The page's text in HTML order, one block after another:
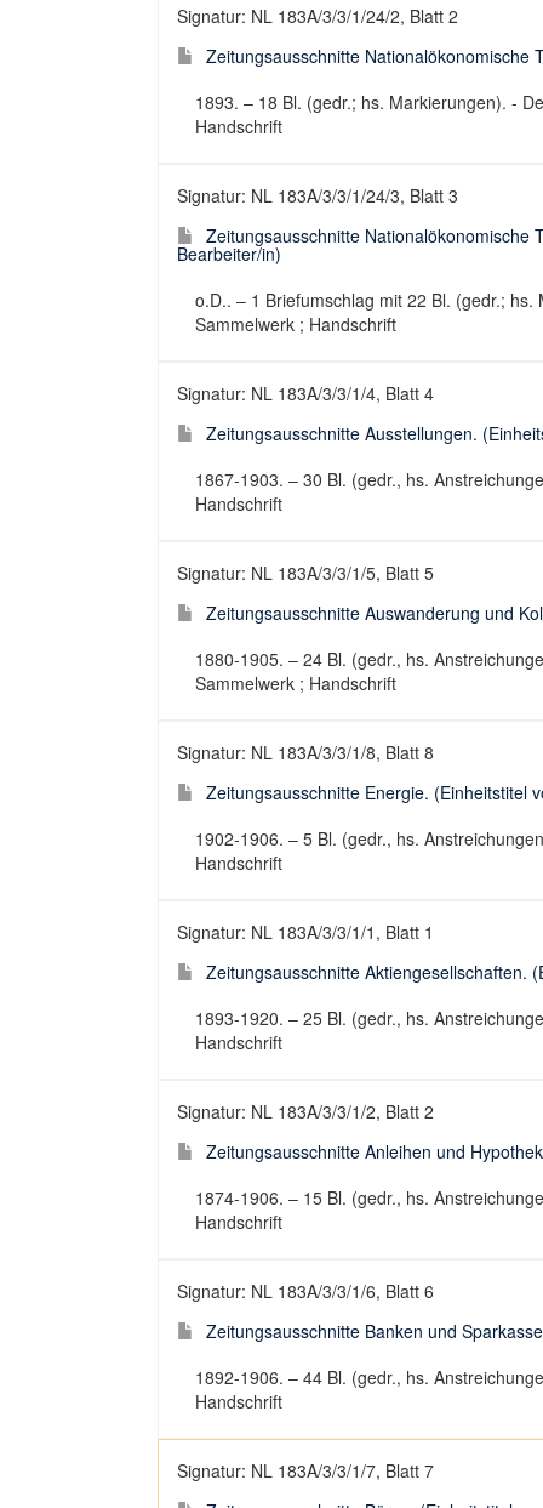
Signatur: NL 183A/3/3/1/24/2, Blatt 2
Zeitungsausschnitte Nationalökonomische
1893. – 18 Bl. (gedr.; hs. Markierungen). -
Handschrift
Signatur: NL 183A/3/3/1/24/3, Blatt 3
Zeitungsausschnitte Nationalökonomische
Bearbeiter/in)
o.D.. – 1 Briefumschlag mit 22 Bl. (gedr.;
Sammelwerk ; Handschrift
Signatur: NL 183A/3/3/1/4, Blatt 4
Zeitungsausschnitte Ausstellungen.
1867-1903. – 30 Bl. (gedr., hs.
Handschrift
Signatur: NL 183A/3/3/1/5, Blatt 5
Zeitungsausschnitte Auswanderung und
1880-1905. – 24 Bl. (gedr., hs.
Sammelwerk ; Handschrift
Signatur: NL 183A/3/3/1/8, Blatt 8
Zeitungsausschnitte Energie. (Einheitstitel
1902-1906. – 5 Bl. (gedr., hs.
Handschrift
Signatur: NL 183A/3/3/1/1, Blatt 1
Zeitungsausschnitte Aktiengesellschaften.
1893-1920. – 25 Bl. (gedr., hs.
Handschrift
Signatur: NL 183A/3/3/1/2, Blatt 2
Zeitungsausschnitte Anleihen und
1874-1906. – 15 Bl. (gedr., hs.
Handschrift
Signatur: NL 183A/3/3/1/6, Blatt 6
Zeitungsausschnitte Banken und
1892-1906. – 44 Bl. (gedr., hs.
Handschrift
Signatur: NL 183A/3/3/1/7, Blatt 7